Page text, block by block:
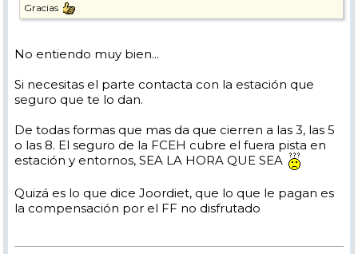
Gracias
No entiendo muy bien...
Si necesitas el parte contacta con la estación que
seguro que te lo dan.
De todas formas que mas da que cierren a las 3, las 5
o las 8. El seguro de la FCEH cubre el fuera pista en
estación y entornos, SEA LA HORA QUE SEA
Quizá es lo que dice Joordiet, que lo que le pagan es
la compensación por el FF no disfrutado